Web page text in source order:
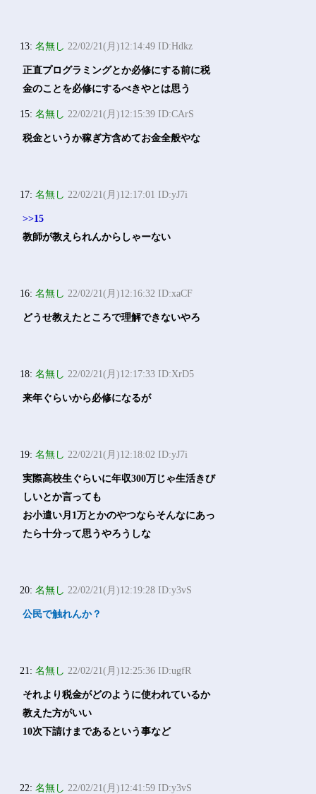
13:名無し 22/02/21(月)12:14:49 ID:Hdkz
正直プログラミングとか必修にする前に税
金のことを必修にするべきやとは思う
15:名無し 22/02/21(月)12:15:39 ID:CArS
税金というか稼ぎ方含めてお金全般やな
17:名無し 22/02/21(月)12:17:01 ID:yJ7i
>>15
教師が教えられんからしゃーない
16:名無し 22/02/21(月)12:16:32 ID:xaCF
どうせ教えたところで理解できないやろ
18:名無し 22/02/21(月)12:17:33 ID:XrD5
来年ぐらいから必修になるが
19:名無し 22/02/21(月)12:18:02 ID:yJ7i
実際高校生ぐらいに年収300万じゃ生活きび
しいとか言っても
お小遣い月1万とかのやつならそんなにあっ
たら十分って思うやろうしな
20:名無し 22/02/21(月)12:19:28 ID:y3vS
公民で触れんか？
21:名無し 22/02/21(月)12:25:36 ID:ugfR
それより税金がどのように使われているか
教えた方がいい
10次下請けまであるという事など
22:名無し 22/02/21(月)12:41:59 ID:y3vS